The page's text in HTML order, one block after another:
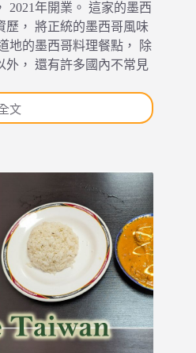
2021年開業。 這家的墨西
歷， 將正統的墨西哥風味
地的墨西哥料理餐點， 除
外， 還有許多國內不常見
文
FONDA
MÉXICO
豐
富
墨
西
菜